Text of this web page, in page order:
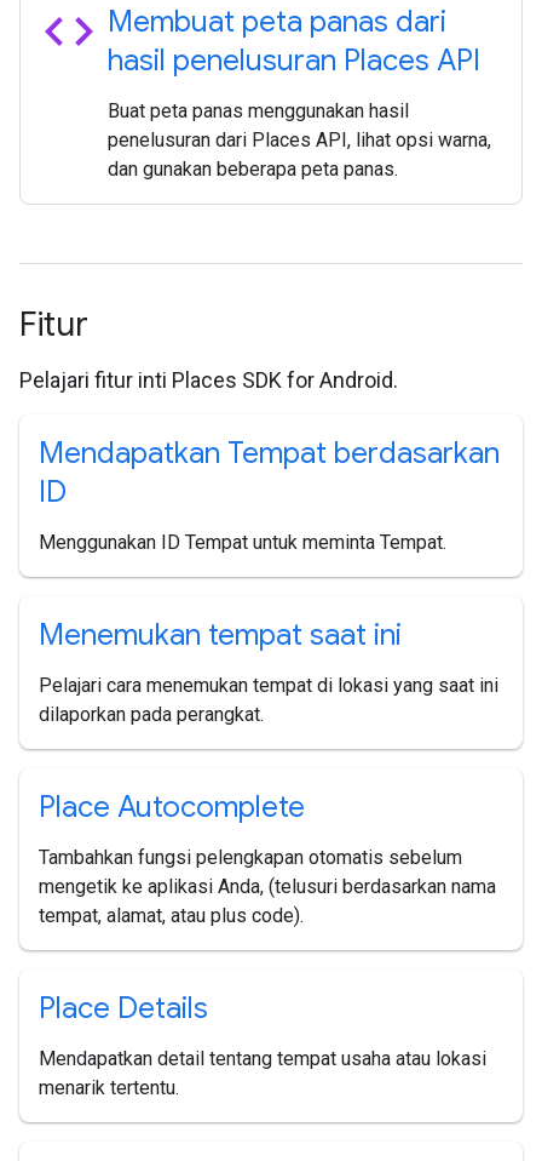
code Membuat peta panas dari
hasil penelusuran Places API
Buat peta panas menggunakan hasil
penelusuran dari Places API, lihat opsi warna,
dan gunakan beberapa peta panas.
Fitur
Pelajari fitur inti Places SDK for Android.
Mendapatkan Tempat berdasarkan
ID
Menggunakan ID Tempat untuk meminta Tempat.
Menemukan tempat saat ini
Pelajari cara menemukan tempat di lokasi yang saat ini
dilaporkan pada perangkat.
Place Autocomplete
Tambahkan fungsi pelengkapan otomatis sebelum
mengetik ke aplikasi Anda, (telusuri berdasarkan nama
tempat, alamat, atau plus code).
Place Details
Mendapatkan detail tentang tempat usaha atau lokasi
menarik tertentu.